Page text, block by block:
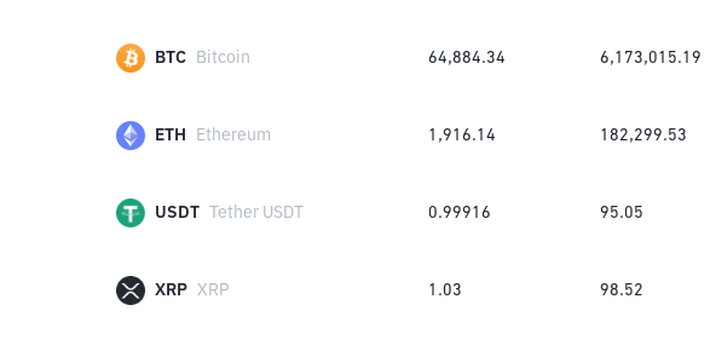
BTC Bitcoin 64,884.34 6,173,015.19
ETH Ethereum 1,916.14 182,299.53
USDT Tether USDT 0.99916 95.05
XRP XRP 1.03 98.52